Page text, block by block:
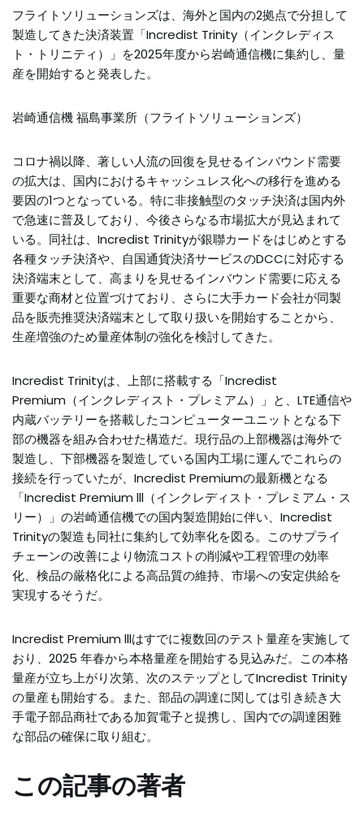
フライトソリューションズは、海外と国内の2拠点で分担して
製造してきた決済装置「Incredist Trinity（インクレディス
ト・トリニティ）」を2025年度から岩崎通信機に集約し、量
産を開始すると発表した。
岩崎通信機 福島事業所（フライトソリューションズ）
コロナ禍以降、著しい人流の回復を見せるインバウンド需要
の拡大は、国内におけるキャッシュレス化への移行を進める
要因の1つとなっている。特に非接触型のタッチ決済は国内外
で急速に普及しており、今後さらなる市場拡大が見込まれて
いる。同社は、Incredist Trinityが銀聯カードをはじめとする
各種タッチ決済や、自国通貨決済サービスのDCCに対応する
決済端末として、高まりを見せるインバウンド需要に応える
重要な商材と位置づけており、さらに大手カード会社が同製
品を販売推奨決済端末として取り扱いを開始することから、
生産増強のため量産体制の強化を検討してきた。
Incredist Trinityは、上部に搭載する「Incredist
Premium（インクレディスト・プレミアム）」と、LTE通信や
内蔵バッテリーを搭載したコンピューターユニットとなる下
部の機器を組み合わせた構造だ。現行品の上部機器は海外で
製造し、下部機器を製造している国内工場に運んでこれらの
接続を行っていたが、Incredist Premiumの最新機となる
「Incredist Premium lll（インクレディスト・プレミアム・ス
リー）」の岩崎通信機での国内製造開始に伴い、Incredist
Trinityの製造も同社に集約して効率化を図る。このサプライ
チェーンの改善により物流コストの削減や工程管理の効率
化、検品の厳格化による高品質の維持、市場への安定供給を
実現するそうだ。
Incredist Premium lllはすでに複数回のテスト量産を実施して
おり、2025 年春から本格量産を開始する見込みだ。この本格
量産が立ち上がり次第、次のステップとしてIncredist Trinity
の量産も開始する。また、部品の調達に関しては引き続き大
手電子部品商社である加賀電子と提携し、国内での調達困難
な部品の確保に取り組む。
この記事の著者